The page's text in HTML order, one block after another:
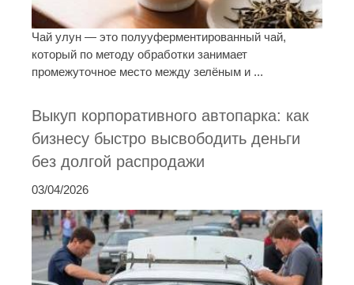
Чай улун — это полууферментированный чай,
который по методу обработки занимает
промежуточное место между зелёным и ...
Выкуп корпоративного автопарка: как
бизнесу быстро высвободить деньги
без долгой распродажи
03/04/2026